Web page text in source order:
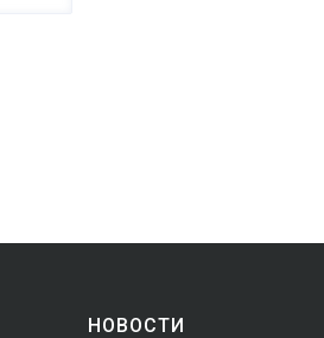
НОВОСТИ